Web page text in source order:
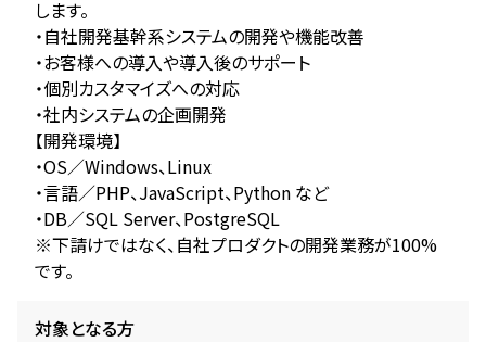
します。
・自社開発基幹系システムの開発や機能改善
・お客様への導入や導入後のサポート
・個別カスタマイズへの対応
・社内システムの企画開発
【開発環境】
・OS／Windows、Linux
・言語／PHP、JavaScript、Python など
・DB／SQL Server、PostgreSQL
※下請けではなく、自社プロダクトの開発業務が100%
です。
対象となる方